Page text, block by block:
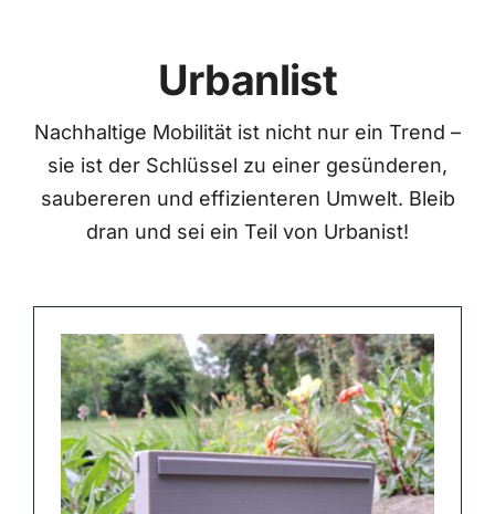
Urbanlist
Nachhaltige Mobilität ist nicht nur ein Trend –
sie ist der Schlüssel zu einer gesünderen,
saubereren und effizienteren Umwelt. Bleib
dran und sei ein Teil von Urbanist!